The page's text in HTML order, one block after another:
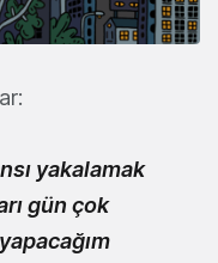
yakalamak
gün çok